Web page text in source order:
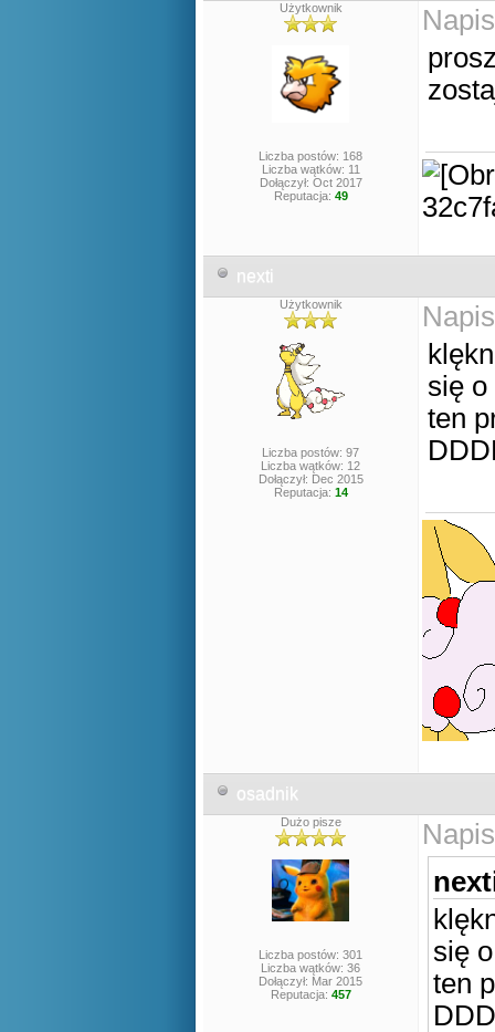
Użytkownik
Liczba postów: 168
Liczba wątków: 11
Dołączył: Oct 2017
Reputacja: 49
nexti
Użytkownik
Liczba postów: 97
Liczba wątków: 12
Dołączył: Dec 2015
Reputacja: 14
się o
ten
osadnik
Dużo pisze
Liczba postów: 301
Liczba wątków: 36
Dołączył: Mar 2015
Reputacja: 457
się
ten